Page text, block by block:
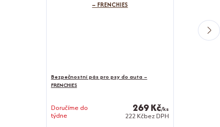
Bezpečnostní pás pro psy do auta –
FRENCHIES
269 Kč/ks
222 Kčbez DPH
Doručíme do
týdne